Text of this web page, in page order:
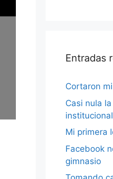
Entradas
Cortaron
Casi nula
Mi primera
Facebook
gimnasio